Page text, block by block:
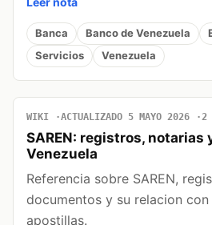
Banca Banco de Venezuela
Servicios
Venezuela
WIKI ACTUALIZADO 5 MAYO 2026 2
SAREN: registros, notarias
Venezuela
Referencia sobre SAREN,
documentos y su relacion
apostillas.